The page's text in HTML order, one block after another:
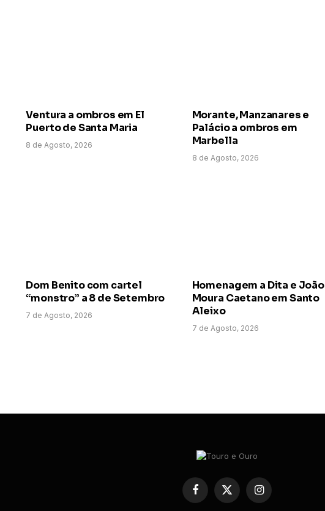
Ventura a ombros em El
Puerto de Santa Maria
8 de Agosto, 2026
Morante, Manzanares e
Palácio a ombros em
Marbella
8 de Agosto, 2026
Dom Benito com cartel
“monstro” a 8 de Setembro
7 de Agosto, 2026
Homenagem a Dita e João
Moura Caetano em Santo
Aleixo
7 de Agosto, 2026
Facebook
X
(Twitter)
Instagram